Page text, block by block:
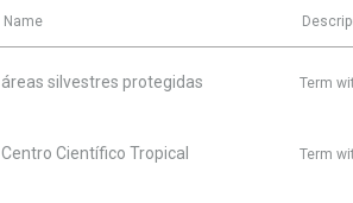
Name
áreas silvestres protegidas Term
Centro Científico Tropical Term